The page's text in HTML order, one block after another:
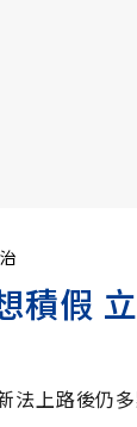
積假
法上路後仍